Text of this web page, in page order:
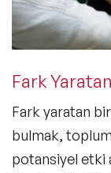
Fark
Fark yaratan
bulmak,
potansiyel etki